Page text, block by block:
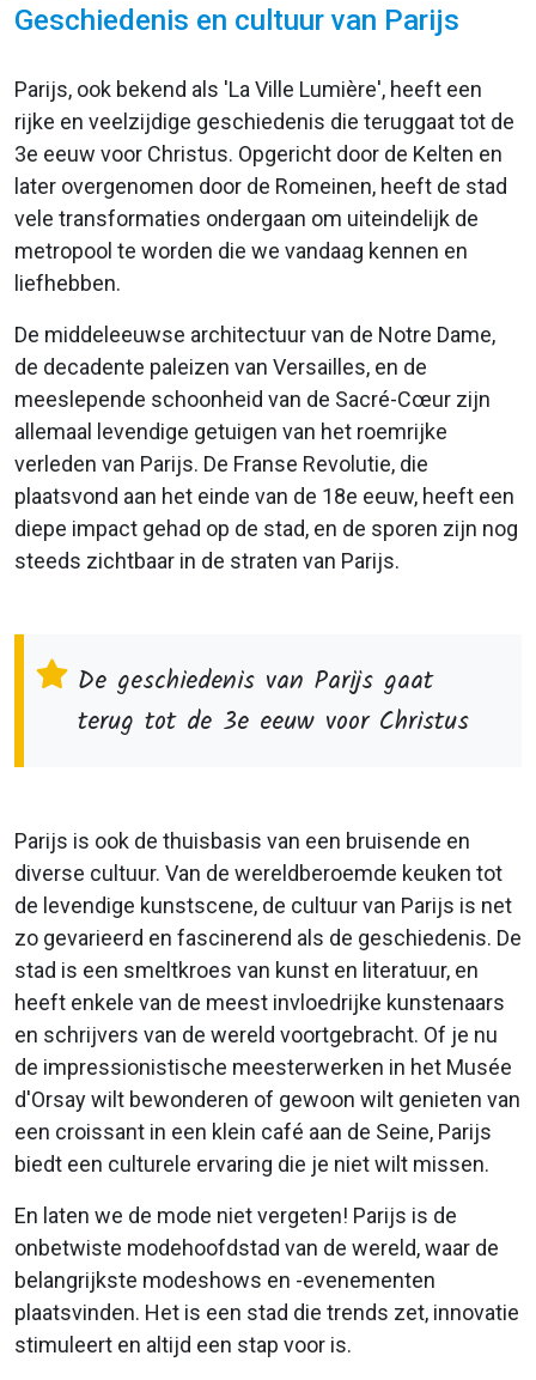
Geschiedenis en cultuur van Parijs
Parijs, ook bekend als 'La Ville Lumière', heeft een
rijke en veelzijdige geschiedenis die teruggaat tot de
3e eeuw voor Christus. Opgericht door de Kelten en
later overgenomen door de Romeinen, heeft de stad
vele transformaties ondergaan om uiteindelijk de
metropool te worden die we vandaag kennen en
liefhebben.
De middeleeuwse architectuur van de Notre Dame,
de decadente paleizen van Versailles, en de
meeslepende schoonheid van de Sacré-Cœur zijn
allemaal levendige getuigen van het roemrijke
verleden van Parijs. De Franse Revolutie, die
plaatsvond aan het einde van de 18e eeuw, heeft een
diepe impact gehad op de stad, en de sporen zijn nog
steeds zichtbaar in de straten van Parijs.
De geschiedenis van Parijs gaat
terug tot de 3e eeuw voor Christus
Parijs is ook de thuisbasis van een bruisende en
diverse cultuur. Van de wereldberoemde keuken tot
de levendige kunstscene, de cultuur van Parijs is net
zo gevarieerd en fascinerend als de geschiedenis. De
stad is een smeltkroes van kunst en literatuur, en
heeft enkele van de meest invloedrijke kunstenaars
en schrijvers van de wereld voortgebracht. Of je nu
de impressionistische meesterwerken in het Musée
d'Orsay wilt bewonderen of gewoon wilt genieten van
een croissant in een klein café aan de Seine, Parijs
biedt een culturele ervaring die je niet wilt missen.
En laten we de mode niet vergeten! Parijs is de
onbetwiste modehoofdstad van de wereld, waar de
belangrijkste modeshows en -evenementen
plaatsvinden. Het is een stad die trends zet, innovatie
stimuleert en altijd een stap voor is.